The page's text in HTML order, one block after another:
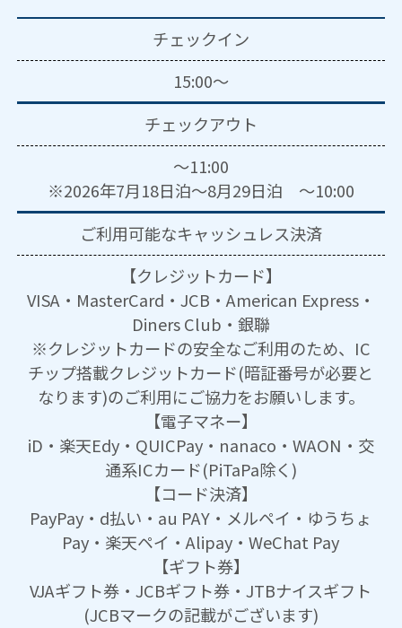
チェックイン
15:00～
チェックアウト
～11:00
※2026年7月18日泊～8月29日泊 ～10:00
ご利用可能なキャッシュレス決済
【クレジットカード】
VISA・MasterCard・JCB・American Express・
Diners Club・銀聯
※クレジットカードの安全なご利用のため、IC
チップ搭載クレジットカード(暗証番号が必要と
なります)のご利用にご協力をお願いします。
【電子マネー】
iD・楽天Edy・QUICPay・nanaco・WAON・交
通系ICカード(PiTaPa除く)
【コード決済】
PayPay・d払い・au PAY・メルペイ・ゆうちょ
Pay・楽天ペイ・Alipay・WeChat Pay
【ギフト券】
VJAギフト券・JCBギフト券・JTBナイスギフト
(JCBマークの記載がございます)